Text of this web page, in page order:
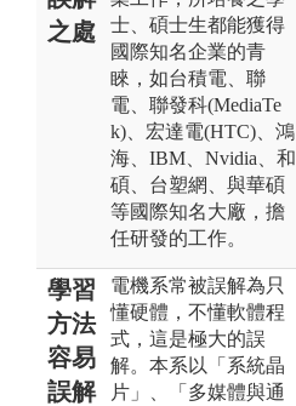
之處
士、碩士生都能獲得
國際知名企業的青
睞，如台積電、聯
電、聯發科(MediaTe
k)、宏達電(HTC)、鴻
海、IBM、Nvidia、和
碩、台塑網、與華碩
等國際知名大廠，擔
任研發的工作。
學習
方法
容易
誤解
電機系常被誤解為只
懂硬體，不懂軟體程
式，這是極大的誤
解。本系以「系統晶
片」、「多媒體與通